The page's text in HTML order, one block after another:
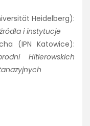
Heidelberg):
i instytucje
(IPN Katowice):
Hitlerowskich